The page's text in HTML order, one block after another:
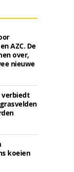
AZC. De
over,
nieuwe
verbiedt
koeien